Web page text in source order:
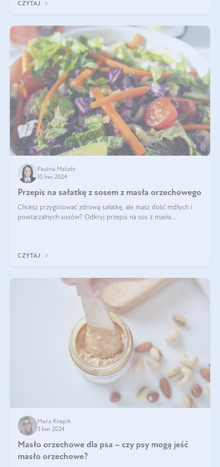
CZYTAJ
Paulina Maludy
10 kwi 2024
Przepis na sałatkę z sosem z masła orzechowego
Chcesz przygotować zdrową sałatkę, ale masz dość mdłych i
powtarzalnych sosów? Odkryj przepis na sos z masła
CZYTAJ
Maria Knapik
3 kwi 2024
Masło orzechowe dla psa – czy psy mogą jeść
masło orzechowe?